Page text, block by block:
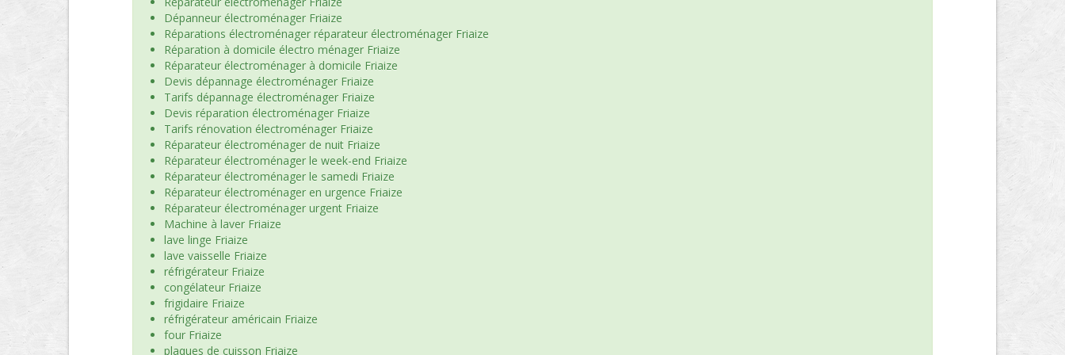
Dépanneur électroménager Friaize
Réparations électroménager réparateur électroménager Friaize
Réparation à domicile électro ménager Friaize
Réparateur électroménager à domicile Friaize
Devis dépannage électroménager Friaize
Tarifs dépannage électroménager Friaize
Devis réparation électroménager Friaize
Tarifs rénovation électroménager Friaize
Réparateur électroménager de nuit Friaize
Réparateur électroménager le week-end Friaize
Réparateur électroménager le samedi Friaize
Réparateur électroménager en urgence Friaize
Réparateur électroménager urgent Friaize
Machine à laver Friaize
lave linge Friaize
lave vaisselle Friaize
réfrigérateur Friaize
congélateur Friaize
frigidaire Friaize
réfrigérateur américain Friaize
four Friaize
plaques de cuisson Friaize